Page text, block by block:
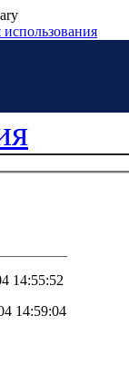
использования
14:55:52
14:59:04